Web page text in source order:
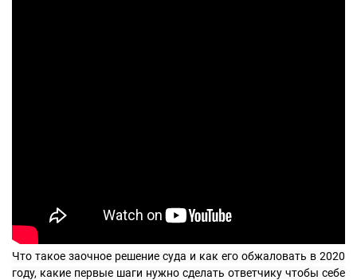
Что такое заочное решение суда и как его обжаловать в 2020
году, какие первые шаги нужно сделать ответчику чтобы себе